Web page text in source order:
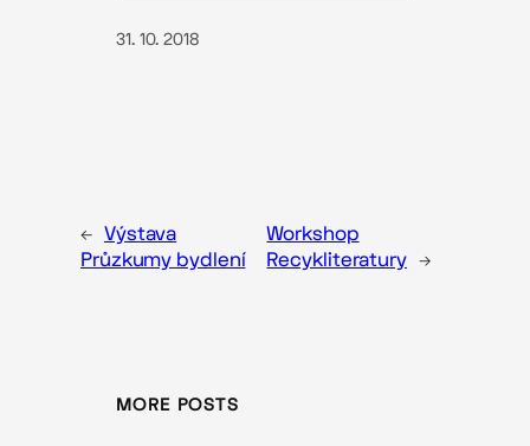
31. 10. 2018
← Výstava
Průzkumy bydlení
Workshop
Recykliteratury →
MORE POSTS